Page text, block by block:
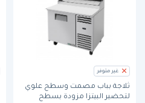
غير متوفر
ثلاجة بباب مصمت وسطح علوي
لتحضير البيتزا مزودة بسطح